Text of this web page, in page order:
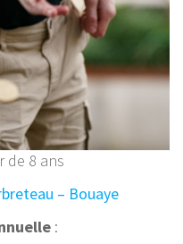
de 8 ans
– Bouaye
: